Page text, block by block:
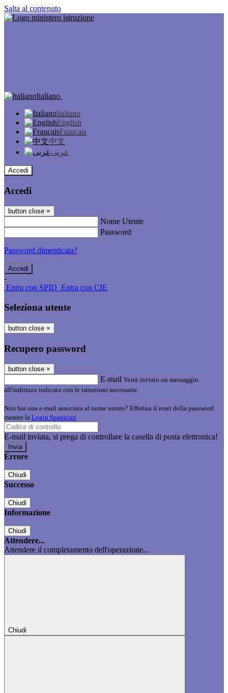
Salta al contenuto
Italiano
Italiano
English
Français
中文
عربى
Accedi
Accedi
button close ×
Nome Utente
Password
Password dimenticata?
-
Entra con SPID Entra con CIE
Seleziona utente
button close ×
Recupero password
button close ×
E-mail Verrà inviato un messaggio
all'indirizzo indicato con le istruzioni necessarie.
Non hai una e-mail associata al nome utente? Effettua il reset della password
tramite la Login Spaggiari
E-mail inviata, si prega di controllare la casella di posta elettronica!
Errore
Chiudi
Successo
Chiudi
Informazione
Chiudi
Attendere...
Attendere il completamento dell'operazione...
Chiudi